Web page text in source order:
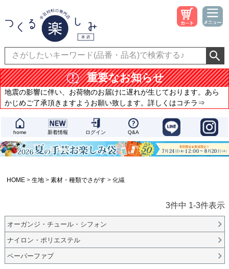
重要なお知らせ
地震の影響に伴い、お荷物のお届けに遅れが生じております。あら
かじめご了承頂きますようお願い致します。詳しくはコチラ⇒
home 新着情報 ログイン Q&A
HOME 生地 素材・種類でさがす 化繊
3件中 1-3件表示
オーガンジ・チュール・シフォン
ナイロン・ポリエステル
ペーパーファブ